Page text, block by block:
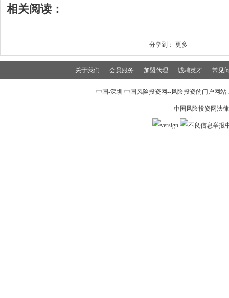
相关阅读：
分享到： 更多
关于我们 会员服务 加盟代理 诚聘英才 常见
中国-深圳 中国风险投资网--风险投资的门户网
中国风险投资网法